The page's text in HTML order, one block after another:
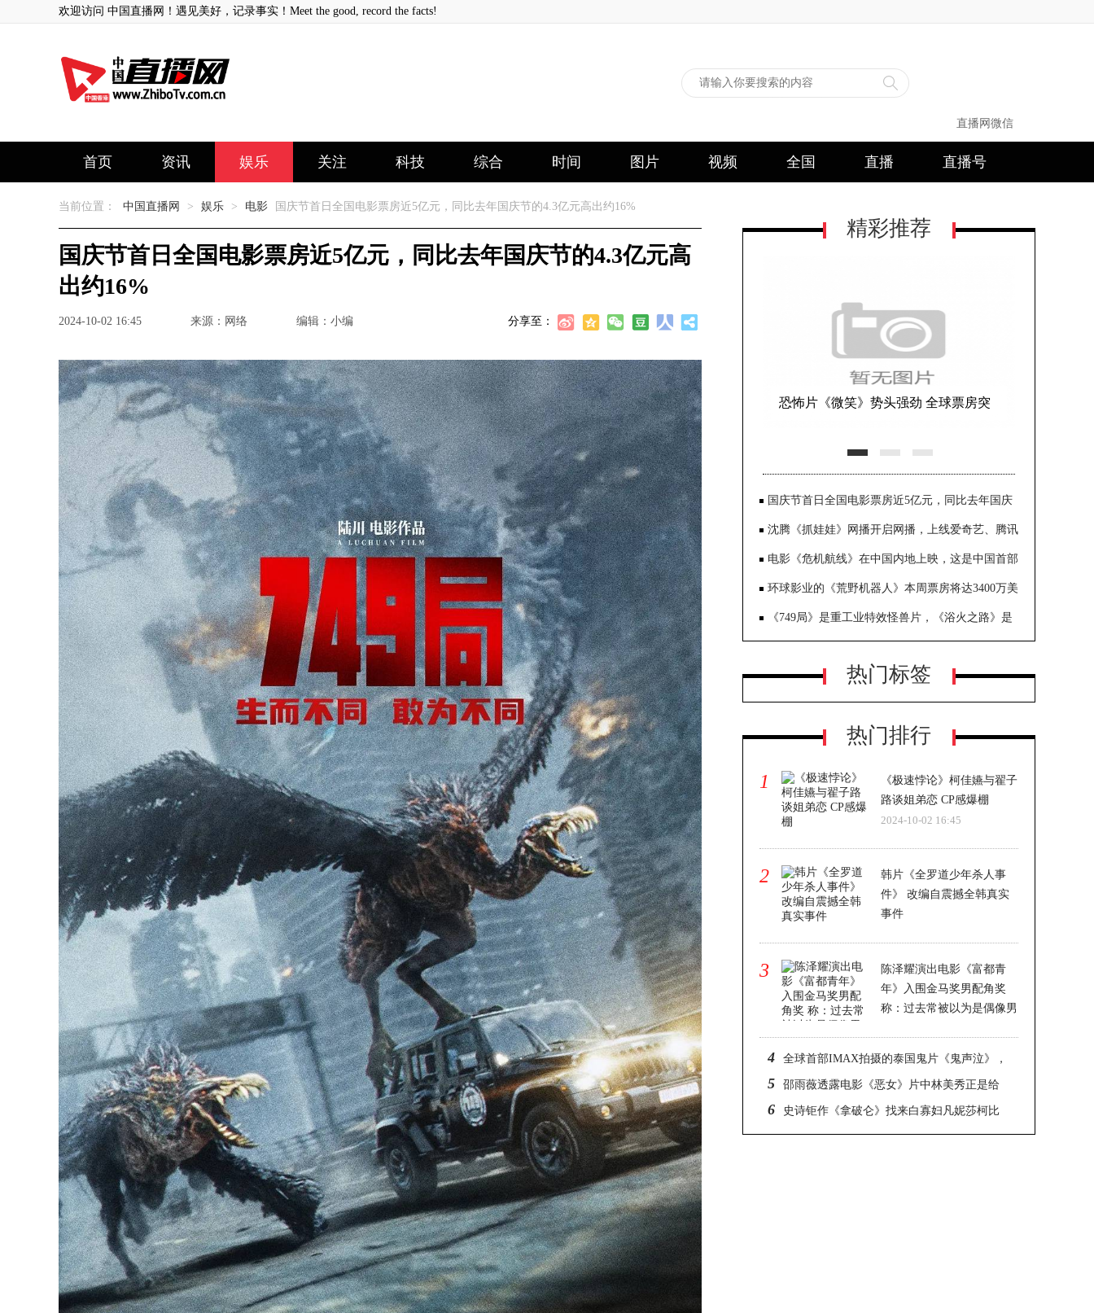
欢迎访问 中国直播网！遇见美好，记录事实！Meet the good, record the facts!
直播网微信
首页 资讯 娱乐 关注 科技 综合 时间 图片 视频 全国 直播 直播号
当前位置： 中国直播网 > 娱乐 > 电影 国庆节首日全国电影票房近5亿元，同比去年国庆节的4.3亿元高出约16%
国庆节首日全国电影票房近5亿元，同比去年国庆节的4.3亿元高
出约16%
2024-10-02 16:45 来源：网络 编辑：小编 分享至：
精彩推荐
恐怖片《微笑》势头强劲 全球票房突
国庆节首日全国电影票房近5亿元，同比去年国庆
节的4.3亿元高出约16%
沈腾《抓娃娃》网播开启网播，上线爱奇艺、腾讯
视频、优酷等视频平台
电影《危机航线》在中国内地上映，这是中国首部
万米高空犯罪大片
环球影业的《荒野机器人》本周票房将达3400万美
元，蝉联三周票房冠军，令渠道大跌眼镜
《749局》是重工业特效怪兽片，《浴火之路》是
热门标签
热门排行
1
《极速悖论》柯佳嬿与翟子
路谈姐弟恋 CP感爆棚
2024-10-02 16:45
2
韩片《全罗道少年杀人事
件》 改编自震撼全韩真实
事件
3
陈泽耀演出电影《富都青
年》入围金马奖男配角奖
称：过去常被以为是偶像男
4 全球首部IMAX拍摄的泰国鬼片《鬼声泣》，
被泰媒誉为疫情后泰影救世主
5 邵雨薇透露电影《恶女》片中林美秀正是给
她钥匙、开启她心中欲望的人
6 史诗钜作《拿破仑》找来白寡妇凡妮莎柯比
饰演让拿破仑痴迷的约瑟芬 大赞雷利及瓦昆都是